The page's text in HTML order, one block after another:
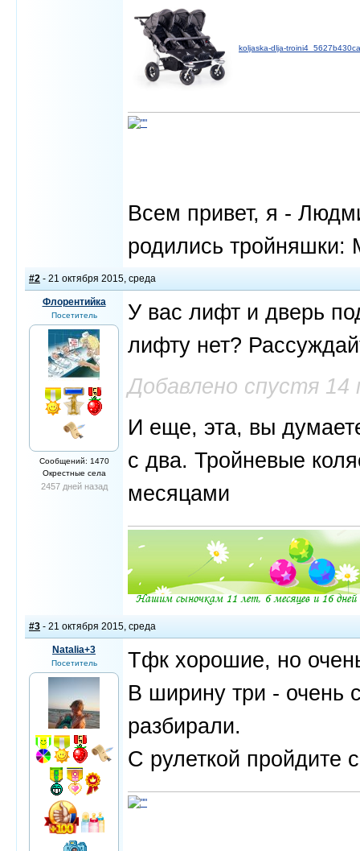
koljaska-dlja-
Всем привет, я -
родились тройняшки:
#2 - 21 октября 2015, среда
Флорентийка
Посетитель
Сообщений: 1470
Окрестные села
2457 дней назад
У вас лифт и дверь
лифту нет?
Добавлено спустя
И еще, эта, вы
с два. Тройневые
месяцами
#3 - 21 октября 2015, среда
Natalia+3
Посетитель
Тфк хорошие, но
В ширину три - очень
разбирали.
С рулеткой пройдите